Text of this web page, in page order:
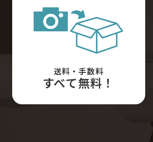
送料・手数料
すべて無料！